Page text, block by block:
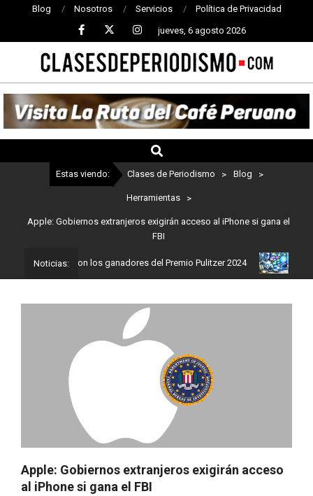
Blog Nosotros Servicios Política de Privacidad
jueves, 6 agosto 2026
CLASES
DE
PERIODISMO
Estas viendo: Clases de Periodismo > Blog >
Herramientas >
Apple: Gobiernos extranjeros exigirán acceso al iPhone si gana el
FBI
Noticias:
Estos son los ganadores del Premio Pulitzer 2024
Apple: Gobiernos extranjeros exigirán acceso
al iPhone si gana el FBI